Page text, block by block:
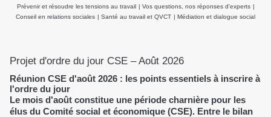
Prévenir et résoudre les tensions au travail | Vos questions, nos réponses d'experts |
Conseil en relations sociales | Santé au travail et QVCT | Médiation et dialogue social
Projet d'ordre du jour CSE – Août 2026
Réunion CSE d'août 2026 : les points essentiels à inscrire à
l'ordre du jour
Le mois d'août constitue une période charnière pour les
élus du Comité social et économique (CSE). Entre le bilan